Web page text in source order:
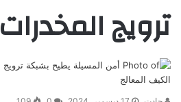
ترويج المخدرات